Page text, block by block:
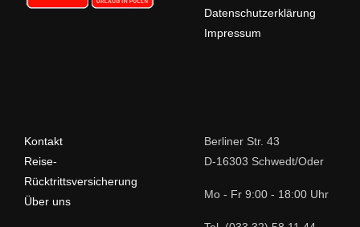
Datenschutzerklärung
Impressum
Kontakt
Reise-
Rücktrittsversicherung
Über uns
Berliner Str. 43
D-16303 Schwedt/Oder
Mo - Fr 9:00 - 18:00 Uhr